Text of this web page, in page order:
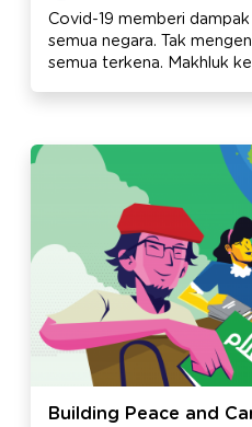
Covid-19 memberi
semua negara. Tak
semua terkena. Makhluk
Building Peace and